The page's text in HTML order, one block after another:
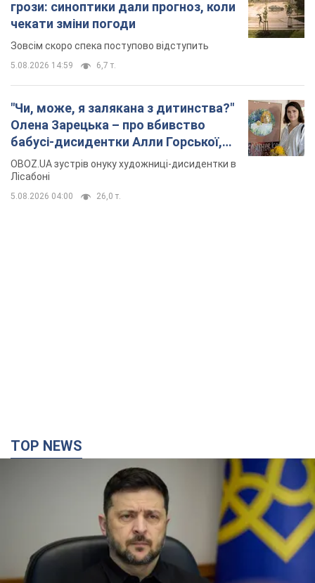
Глава держави заявив, що установки будуть атаковані
136,7 т.
У липні армія РФ втратила рекордну кількість
БпЛА, човнів і катерів: в Міноборони
оприлюднили статистику
Минулого місяця також зросли втрати РФ у живій силі, танках